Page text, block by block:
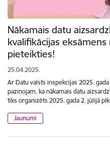
Nākamais datu
kvalifikācijas
pieteikties!
25.04.2025.
Ar Datu valsts inspekcijas 2025.
paziņojam, ka nākamais datu
tiks organizēts 2025. gada 2. jūlijā
Jaunumi